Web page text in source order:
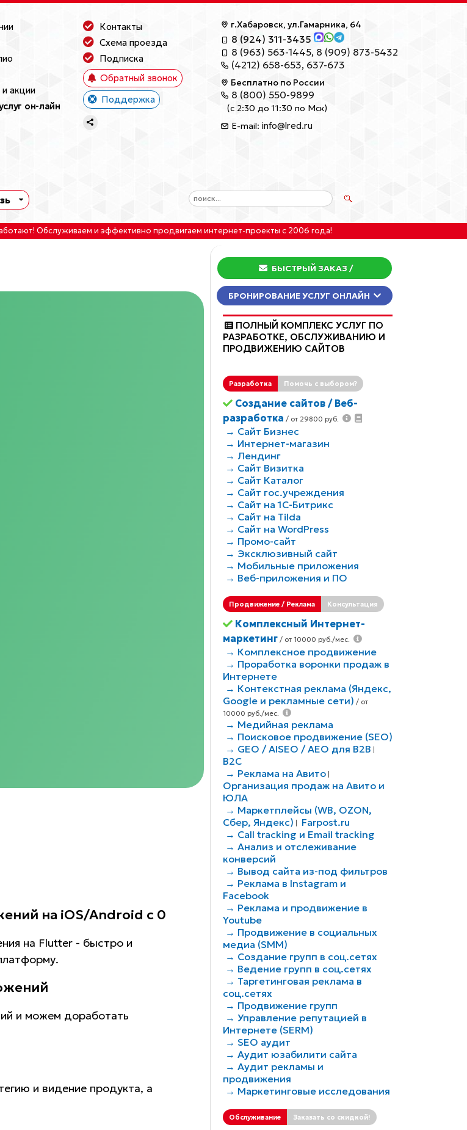
акции
он-лайн
Контакты
Схема проезда
Подписка
Обратный звонок
Поддержка
г.Хабаровск, ул.Гамарника, 64
8 (924) 311-3435
8 (963) 563-1445, 8 (909) 873-5432
(4212) 658-653, 637-673
Бесплатно по России
8 (800) 550-9899
(с 2:30 до 11:30 по Мск)
E-mail: info@lred.ru
Обслуживаем и эффективно продвигаем интернет-проекты с 2006 года!
на iOS/Android с 0
на Flutter - быстро и
и можем доработать
и видение продукта, а
БЫСТРЫЙ ЗАКАЗ /
БРОНИРОВАНИЕ УСЛУГ ОНЛАЙН
ПОЛНЫЙ КОМПЛЕКС УСЛУГ ПО
РАЗРАБОТКЕ, ОБCЛУЖИВАНИЮ И
ПРОДВИЖЕНИЮ САЙТОВ
Разработка Помочь с выбором?
Создание сайтов / Веб-
разработка / от 29800 руб.
→ Сайт Бизнес
→ Интернет-магазин
→ Лендинг
→ Сайт Визитка
→ Сайт Каталог
→ Сайт гос.учреждения
→ Сайт на 1С-Битрикс
→ Сайт на Tilda
→ Сайт на WordPress
→ Промо-сайт
→ Эксклюзивный сайт
→ Мобильные приложения
→ Веб-приложения и ПО
Продвижение / Реклама Консультация
Комплексный Интернет-
маркетинг / от 10000 руб./мес.
→ Комплексное продвижение
→ Проработка воронки продаж в
Интернете
→ Контекстная реклама (Яндекс,
Google и рекламные сети) / от
10000 руб./мес.
→ Медийная реклама
→ Поисковое продвижение (SEO)
→ GEO / AISEO / AEO для B2В
B2C
→ Реклама на Авито|
Организация продаж на Авито и
ЮЛА
→ Маркетплейсы (WB, OZON,
Сбер, Яндекс)
Farpost.ru
→ Call tracking и Email tracking
→ Анализ и отслеживание
конверсий
→ Вывод сайта из-под фильтров
→ Реклама в Instagram и
Facebook
→ Реклама и продвижение в
Youtube
→ Продвижение в социальных
медиа (SMM)
→ Создание групп в соц.сетях
→ Ведение групп в соц.сетях
→ Таргетинговая реклама в
соц.сетях
→ Продвижение групп
→ Управление репутацией в
Интернете (SERM)
→ SEO аудит
→ Аудит юзабилити сайта
→ Аудит рекламы и
продвижения
→ Маркетинговые исследования
Обслуживание Заказать со скидкой!